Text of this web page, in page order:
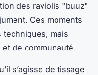
des raviolis "buuz"
Ces moments
techniques, mais
de communauté.
s’agisse de tissage